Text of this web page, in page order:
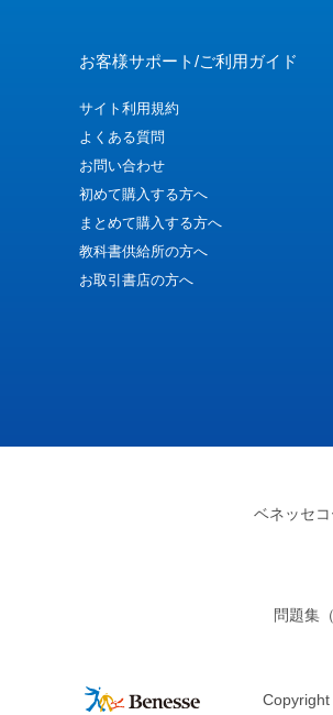
お客様サポート/ご利用ガイド
サイト利用規約
よくある質問
お問い合わせ
初めて購入する方へ
まとめて購入する方へ
教科書供給所の方へ
お取引書店の方へ
ベネッセ
問題集